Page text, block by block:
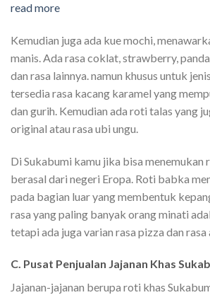
read more
Kemudian juga ada kue mochi,
manis. Ada rasa coklat, strawberry,
dan rasa lainnya. namun khusus untuk
tersedia rasa kacang karamel yang
dan gurih. Kemudian ada roti talas yang
original atau rasa ubi ungu.
Di Sukabumi kamu jika bisa menemukan
berasal dari negeri Eropa. Roti babka
pada bagian luar yang membentuk
rasa yang paling banyak orang minati
tetapi ada juga varian rasa pizza dan rasa
C. Pusat Penjualan Jajanan Khas
Jajanan-jajanan berupa roti khas